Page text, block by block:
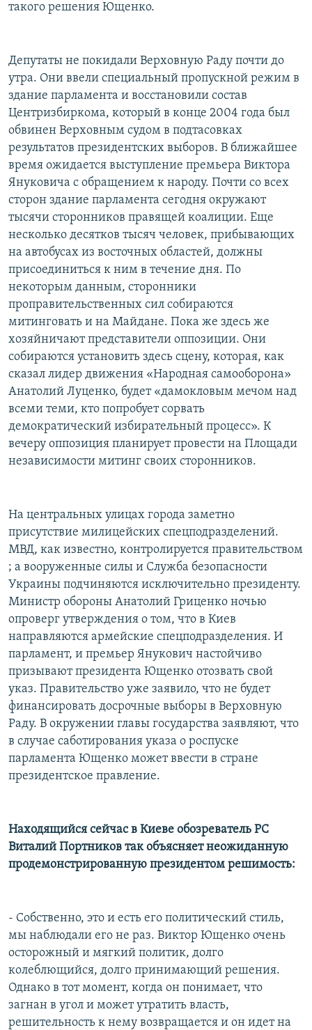
такого решения Ющенко.
Депутаты не покидали Верховную Раду почти до
утра. Они ввели специальный пропускной режим в
здание парламента и восстановили состав
Центризбиркома, который в конце 2004 года был
обвинен Верховным судом в подтасовках
результатов президентских выборов. В ближайшее
время ожидается выступление премьера Виктора
Януковича с обращением к народу. Почти со всех
сторон здание парламента cегодня окружают
тысячи сторонников правящей коалиции. Еще
несколько десятков тысяч человек, прибывающих
на автобусах из восточных областей, должны
присоединиться к ним в течение дня. По
некоторым данным, сторонники
проправительственных сил собираются
митинговать и на Майдане. Пока же здесь же
хозяйничают представители оппозиции. Они
собираются установить здесь сцену, которая, как
сказал лидер движения «Народная самооборона»
Анатолий Луценко, будет «дамокловым мечом над
всеми теми, кто попробует сорвать
демократический избирательный процесс». К
вечеру оппозиция планирует провести на Площади
независимости митинг своих сторонников.
На центральных улицах города заметно
присутствие милицейских спецподразделений.
МВД, как известно, контролируется правительством
; а вооруженные силы и Служба безопасности
Украины подчиняются исключительно президенту.
Министр обороны Анатолий Гриценко ночью
опроверг утверждения о том, что в Киев
направляются армейские спецподразделения. И
парламент, и премьер Янукович настойчиво
призывают президента Ющенко отозвать свой
указ. Правительство уже заявило, что не будет
финансировать досрочные выборы в Верховную
Раду. В окружении главы государства заявляют, что
в случае саботирования указа о роспуске
парламента Ющенко может ввести в стране
президентское правление.
Находящийся сейчас в Киеве обозреватель РС
Виталий Портников так объясняет неожиданную
продемонстрированную президентом решимость:
- Собственно, это и есть его политический стиль,
мы наблюдали его не раз. Виктор Ющенко очень
осторожный и мягкий политик, долго
колеблющийся, долго принимающий решения.
Однако в тот момент, когда он понимает, что
загнан в угол и может утратить власть,
решительность к нему возвращается и он идет на